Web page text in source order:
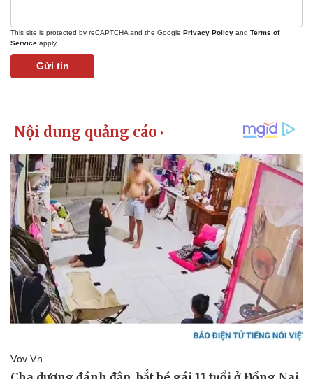
Pháp luật
Vụ án
Tin nóng
Tư vấn luật
Vũ khí
Việt Nam
Phân tích
This site is protected by reCAPTCHA and the Google Privacy Policy and Terms of
Service apply.
Gửi tin